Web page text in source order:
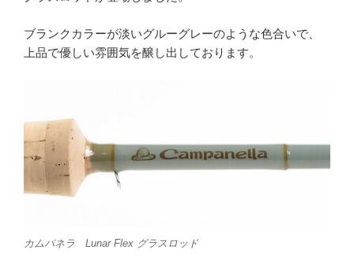
ブランクカラーが淡いグルーグレーのような色合いで、
上品で優しい雰囲気を醸し出しております。
カムパネラ Lunar Flex グラスロッド